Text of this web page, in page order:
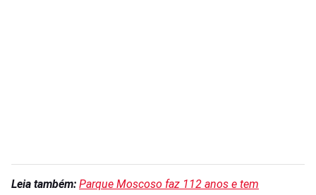
Leia também: Parque Moscoso faz 112 anos e tem